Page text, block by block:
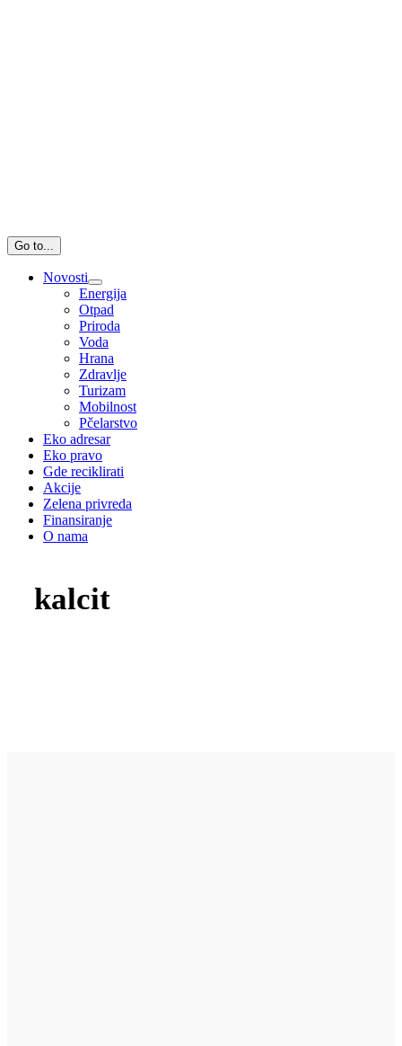
Go to...
Novosti
Energija
Otpad
Priroda
Voda
Hrana
Zdravlje
Turizam
Mobilnost
Pčelarstvo
Eko adresar
Eko pravo
Gde reciklirati
Akcije
Zelena privreda
Finansiranje
O nama
kalcit